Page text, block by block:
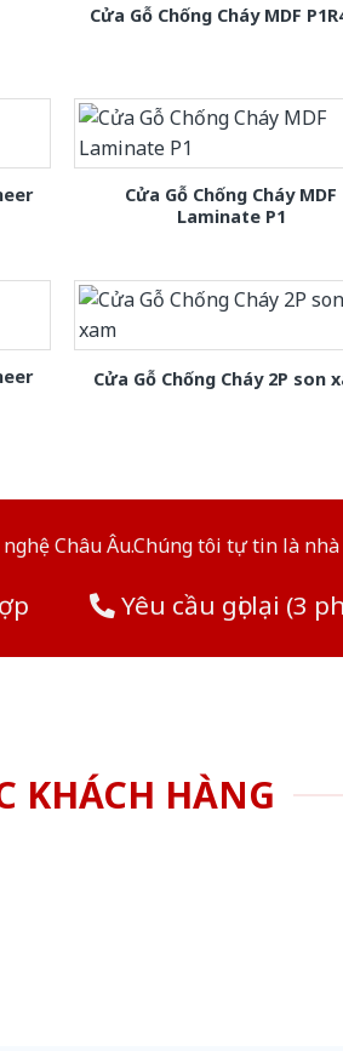
Cửa Gỗ Chống Cháy MDF
Cửa Gỗ Chống Cháy MDF
Laminate P1
Cửa Gỗ Chống Cháy 2P son
Châu Âu.Chúng tôi tự tin là
Yêu cầu gọi lại (3
KHÁCH HÀNG